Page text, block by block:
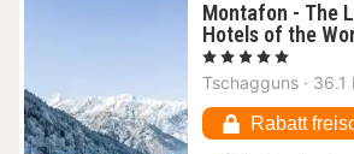
Montafon - The
Hotels of the
, 5 Sterne
Tschagguns · 36.1
Rabatt